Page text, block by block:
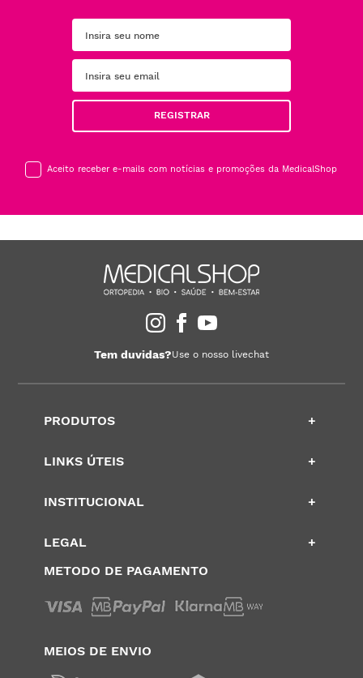
REGISTRAR
Aceito receber e-mails com notícias e promoções da MedicalShop
Tem duvidas?Use o nosso livechat
PRODUTOS +
LINKS ÚTEIS +
INSTITUCIONAL +
LEGAL
+
METODO DE PAGAMENTO
MEIOS DE ENVIO